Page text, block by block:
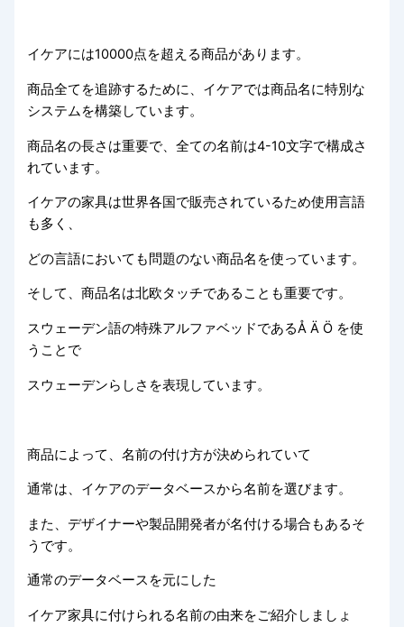
イケアには10000点を超える商品があります。
商品全てを追跡するために、イケアでは商品名に特別な
システムを構築しています。
商品名の長さは重要で、全ての名前は4-10文字で構成さ
れています。
イケアの家具は世界各国で販売されているため使用言語
も多く、
どの言語においても問題のない商品名を使っています。
そして、商品名は北欧タッチであることも重要です。
スウェーデン語の特殊アルファベッドであるÅ Ä Ö を使
うことで
スウェーデンらしさを表現しています。
商品によって、名前の付け方が決められていて
通常は、イケアのデータベースから名前を選びます。
また、デザイナーや製品開発者が名付ける場合もあるそ
うです。
通常のデータベースを元にした
イケア家具に付けられる名前の由来をご紹介しましょ